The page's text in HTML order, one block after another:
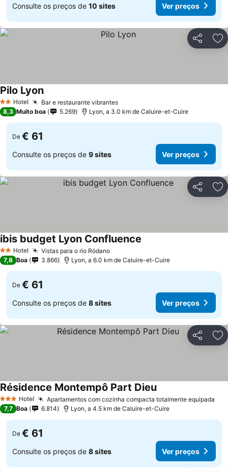
Consulte os preços de 10 sites Ver preços
Partilhar
2 Estrelas
Hotel Bar e restaurante vibrantes
Pilo Lyon
8,3 Muito boa 5.269 Lyon, a 3.0 km de Caluire-et-Cuire
De € 61
Consulte os preços de 9 sites Ver preços
Partilhar
2 Estrelas
Hotel Vistas para o rio Ródano
ibis budget Lyon Confluence
7,8 Boa 3.866 Lyon, a 6.0 km de Caluire-et-Cuire
De € 61
Consulte os preços de 8 sites Ver preços
Partilhar
3 EstrelasHotel Apartamentos com cozinha compacta totalmente equipada
Résidence Montempô Part Dieu
7,7 Boa 6.814 Lyon, a 4.5 km de Caluire-et-Cuire
De € 61
Consulte os preços de 8 sites Ver preços